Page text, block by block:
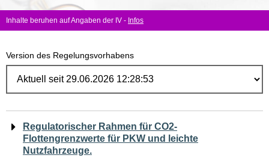
Inhalte beruhen auf Angaben der IV - Infos
Version des Regelungsvorhabens
Navigation
für
Regulatorischer Rahmen für CO2-
Flottengrenzwerte für PKW und leichte
Nutzfahrzeuge.